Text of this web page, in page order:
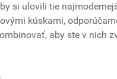
si ulovili tie
kúskami,
aby ste v nich